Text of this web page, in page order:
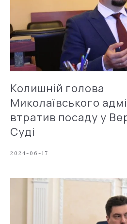
Колишній голова
Миколаївського
втратив посаду у
Суді
2024-06-17